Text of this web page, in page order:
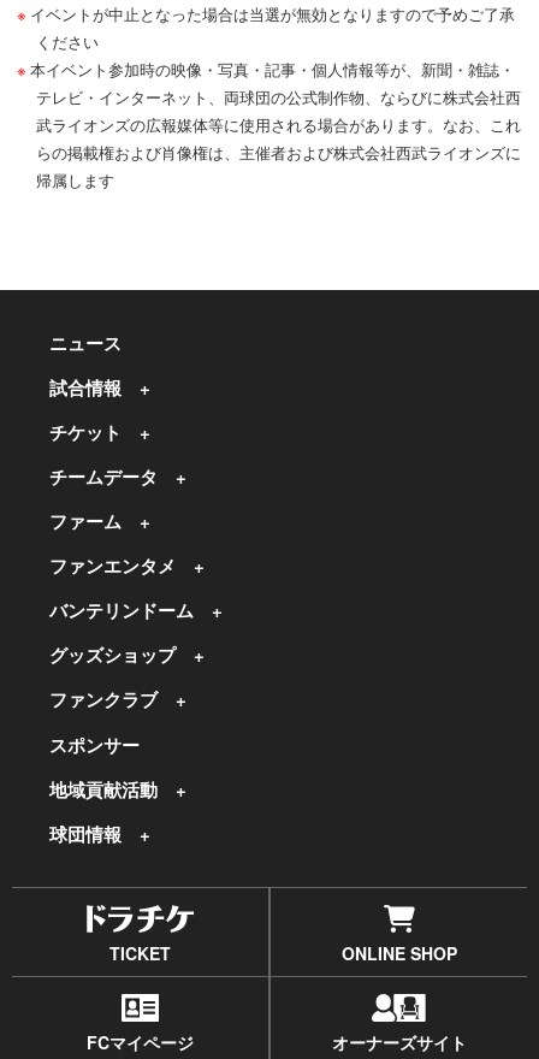
イベントが中止となった場合は当選が無効となりますので予めご了承
ください
本イベント参加時の映像・写真・記事・個人情報等が、新聞・雑誌・
テレビ・インターネット、両球団の公式制作物、ならびに株式会社西
武ライオンズの広報媒体等に使用される場合があります。なお、これ
らの掲載権および肖像権は、主催者および株式会社西武ライオンズに
帰属します
ニュース
試合情報
チケット
チームデータ
ファーム
ファンエンタメ
バンテリンドーム
グッズショップ
ファンクラブ
スポンサー
地域貢献活動
球団情報
TICKET ONLINE SHOP
FCマイページ オーナーズサイト